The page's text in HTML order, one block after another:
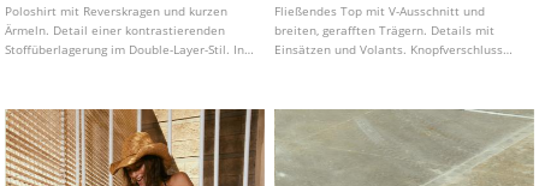
Poloshirt mit Reverskragen und kurzen
Ärmeln. Detail einer kontrastierenden
Stoffüberlagerung im Double-Layer-Stil. In
Fließendes Top mit V-Ausschnitt und
breiten, gerafften Trägern. Details mit
Einsätzen und Volants. Knopfverschluss